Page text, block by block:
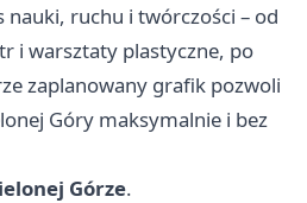
nauki, ruchu i twórczości – od
i warsztaty plastyczne, po
zaplanowany grafik pozwoli
Góry maksymalnie i bez
Górze.